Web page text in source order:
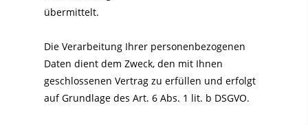
übermittelt.
Die Verarbeitung Ihrer personenbezogenen
Daten dient dem Zweck, den mit Ihnen
geschlossenen Vertrag zu erfüllen und erfolgt
auf Grundlage des Art. 6 Abs. 1 lit. b DSGVO.